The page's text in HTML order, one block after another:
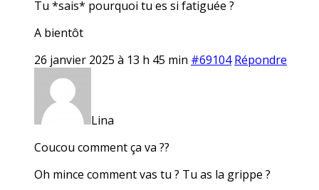
Tu *sais* pourquoi tu es si fatiguée ?
A bientôt
26 janvier 2025 à 13 h 45 min #69104 Répondre
Lina
Coucou comment ça va ??
Oh mince comment vas tu ? Tu as la grippe ?